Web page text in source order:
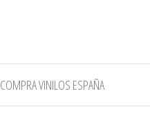
COMPRA VINILOS ESPAÑA